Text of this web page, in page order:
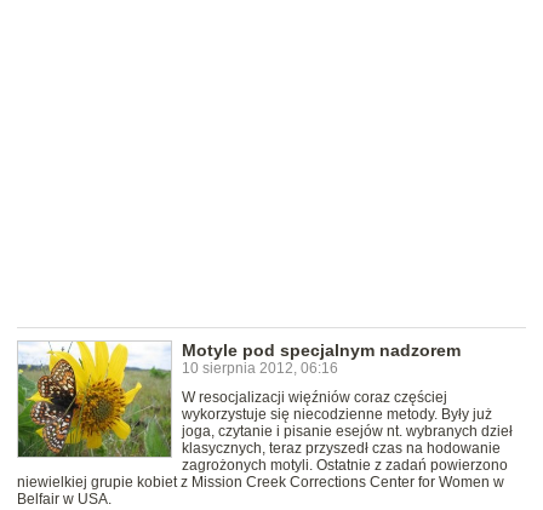
Motyle pod specjalnym nadzorem
10 sierpnia 2012, 06:16
W resocjalizacji więźniów coraz częściej
wykorzystuje się niecodzienne metody. Były już
joga, czytanie i pisanie esejów nt. wybranych dzieł
klasycznych, teraz przyszedł czas na hodowanie
zagrożonych motyli. Ostatnie z zadań powierzono
niewielkiej grupie kobiet z Mission Creek Corrections Center for Women w
Belfair w USA.